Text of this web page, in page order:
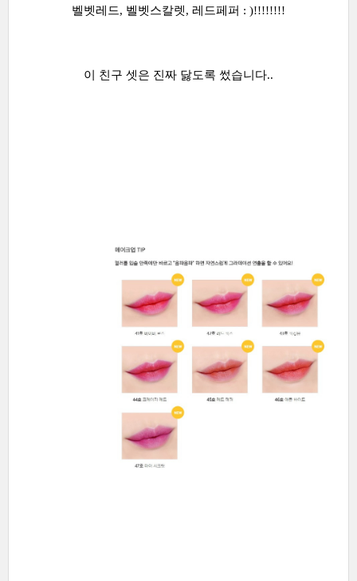
벨벳레드, 벨벳스칼렛, 레드페퍼 : )!!!!!!!!
이 친구 셋은 진짜 닳도록 썼습니다..